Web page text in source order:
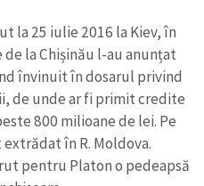
la 25 iulie 2016 la Kiev, în
la Chișinău l-au anunțat
învinuit în dosarul privind
de unde ar fi primit credite
800 milioane de lei. Pe
în R. Moldova.
pentru Platon o pedeapsă